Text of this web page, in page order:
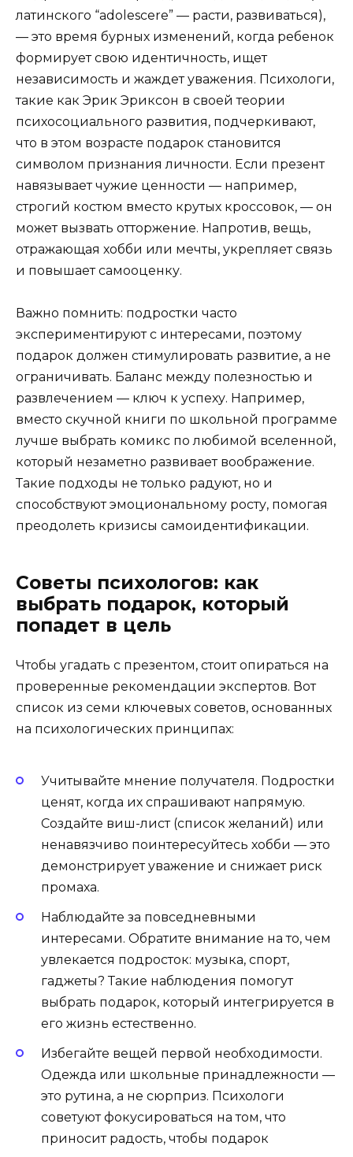
латинского “adolescere” — расти, развиваться),
— это время бурных изменений, когда ребенок
формирует свою идентичность, ищет
независимость и жаждет уважения. Психологи,
такие как Эрик Эриксон в своей теории
психосоциального развития, подчеркивают,
что в этом возрасте подарок становится
символом признания личности. Если презент
навязывает чужие ценности — например,
строгий костюм вместо крутых кроссовок, — он
может вызвать отторжение. Напротив, вещь,
отражающая хобби или мечты, укрепляет связь
и повышает самооценку.
Важно помнить: подростки часто
экспериментируют с интересами, поэтому
подарок должен стимулировать развитие, а не
ограничивать. Баланс между полезностью и
развлечением — ключ к успеху. Например,
вместо скучной книги по школьной программе
лучше выбрать комикс по любимой вселенной,
который незаметно развивает воображение.
Такие подходы не только радуют, но и
способствуют эмоциональному росту, помогая
преодолеть кризисы самоидентификации.
Советы психологов: как
выбрать подарок, который
попадет в цель
Чтобы угадать с презентом, стоит опираться на
проверенные рекомендации экспертов. Вот
список из семи ключевых советов, основанных
на психологических принципах:
Учитывайте мнение получателя. Подростки
ценят, когда их спрашивают напрямую.
Создайте виш-лист (список желаний) или
ненавязчиво поинтересуйтесь хобби — это
демонстрирует уважение и снижает риск
промаха.
Наблюдайте за повседневными
интересами. Обратите внимание на то, чем
увлекается подросток: музыка, спорт,
гаджеты? Такие наблюдения помогут
выбрать подарок, который интегрируется в
его жизнь естественно.
Избегайте вещей первой необходимости.
Одежда или школьные принадлежности —
это рутина, а не сюрприз. Психологи
советуют фокусироваться на том, что
приносит радость, чтобы подарок